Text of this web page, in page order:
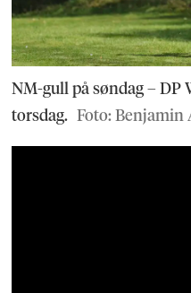
NM-gull på søndag – DP
torsdag. Foto: Benjamin